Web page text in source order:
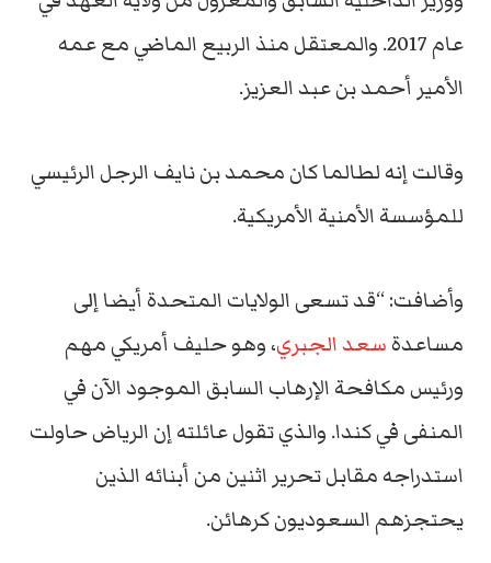
عام 2017. والمعتقل منذ الربيع الماضي مع عمه
الأمير أحمد بن عبد العزيز.
وقالت إنه لطالما كان محمد بن نايف الرجل الرئيسي
للمؤسسة الأمنية الأمريكية.
وأضافت: “قد تسعى الولايات المتحدة أيضا إلى
مساعدةسعد الجبري، وهو حليف أمريكي مهم
ورئيس مكافحة الإرهاب السابق الموجود الآن في
المنفى في كندا. والذي تقول عائلته إن الرياض حاولت
استدراجه مقابل تحرير اثنين من أبنائه الذين
يحتجزهم السعوديون كرهائن.